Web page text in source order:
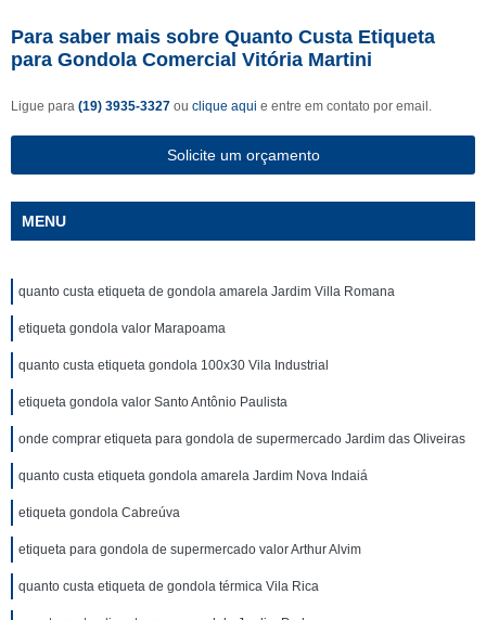
Para saber mais sobre Quanto Custa Etiqueta
para Gondola Comercial Vitória Martini
Ligue para (19) 3935-3327 ou clique aqui e entre em contato por email.
Solicite um orçamento
MENU
quanto custa etiqueta de gondola amarela Jardim Villa Romana
etiqueta gondola valor Marapoama
quanto custa etiqueta gondola 100x30 Vila Industrial
etiqueta gondola valor Santo Antônio Paulista
onde comprar etiqueta para gondola de supermercado Jardim das Oliveiras
quanto custa etiqueta gondola amarela Jardim Nova Indaiá
etiqueta gondola Cabreúva
etiqueta para gondola de supermercado valor Arthur Alvim
quanto custa etiqueta de gondola térmica Vila Rica